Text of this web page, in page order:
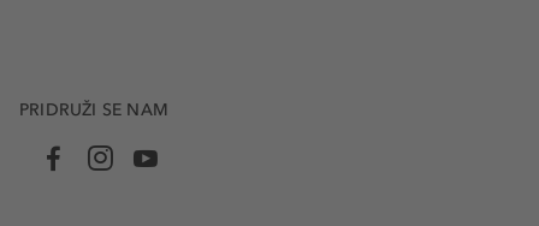
PRIDRUŽI SE NAM